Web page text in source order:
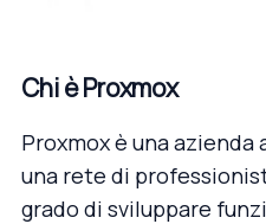
Chi è Proxmox
Proxmox è una
una rete di
grado di sviluppare